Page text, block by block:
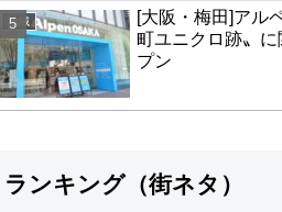
地域
[大阪・梅田]アル
町ユニクロ跡〟に
プン
ランキング（街ネタ）